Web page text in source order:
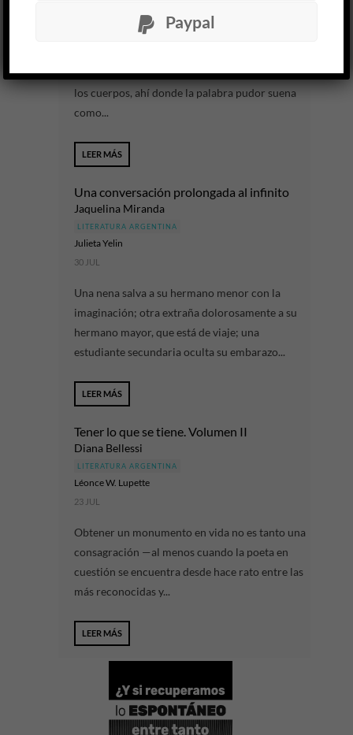
hasta el borde: bordes del psiquismo, bordes de
los cuerpos, ahí donde la palabra pudor suena
como...
LEER MÁS
Una conversación prolongada al infinito
Jaquelina Miranda
LITERATURA ARGENTINA
Julieta Yelin
30 JUL
Una nena salva a su hermano menor con la
imaginación; otra extraña dolorosamente a su
hermano mayor, que está de viaje; una
estudiante secundaria oculta su embarazo...
LEER MÁS
Tener lo que se tiene. Volumen II
Diana Bellessi
LITERATURA ARGENTINA
Léonce W. Lupette
23 JUL
Obtener un monumento en vida no es tanto una
consagración —al menos cuando la poeta en
cuestión se encuentra desde hace rato entre las
más reconocidas y...
LEER MÁS
Paypal